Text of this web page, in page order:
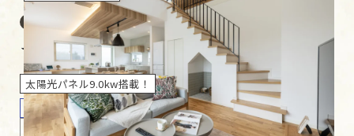
茨城県 つくば住宅展示場
つくば市流星台
太陽光パネル9.0kw搭載！
モデルハウス
2階建て 3LDK 書斎 UA 値 0.23
C値 0.2